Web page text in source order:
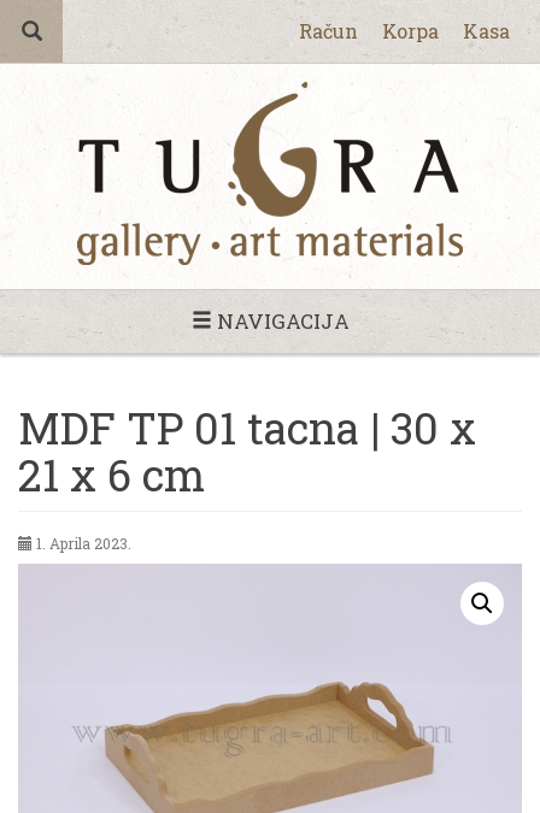
Račun Korpa Kasa
NAVIGACIJA
MDF TP 01 tacna | 30 x
21 x 6 cm
1. Aprila 2023.